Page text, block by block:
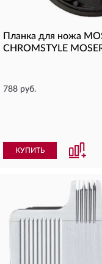
Планка для ножа
CHROMSTYLE
788 руб.
КУПИТЬ